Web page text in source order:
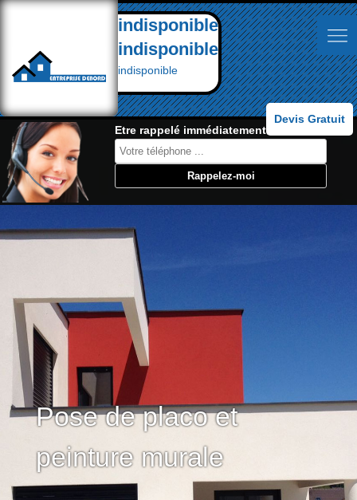
indisponible
indisponible
indisponible
Devis Gratuit
Etre rappelé immédiatement:
Pose de placo et
peinture murale